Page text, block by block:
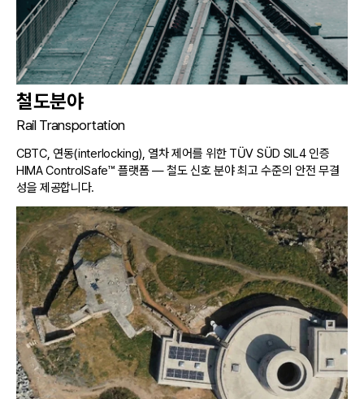
철도분야
Rail Transportation
CBTC, 연동(interlocking), 열차 제어를 위한 TÜV SÜD SIL4 인증
HIMA ControlSafe™ 플랫폼 — 철도 신호 분야 최고 수준의 안전 무결
성을 제공합니다.